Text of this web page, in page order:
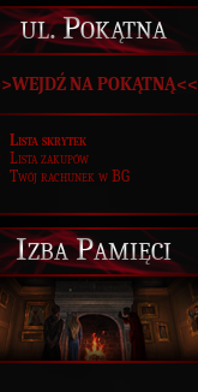
ul. Pokątna
NA POKĄTNĄ<<
Lista skrytek
Lista zakupów
Twój rachunek w BG
Izba Pamięci